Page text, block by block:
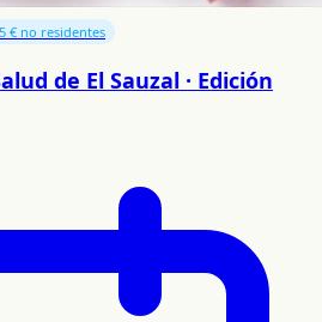
€ no residentes
de El Sauzal · Edición